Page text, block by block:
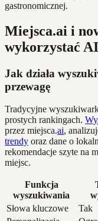
gastronomicznej.
Miejsca.ai i
wykorzystać
Jak działa
przewagę
Tradycyjne
prostych rankingach.
przez miejsca.ai,
trendy oraz dane o
rekomendacje szyte na
miejsc.
Funkcja
wyszukiwania
Słowa kluczowe
Tak